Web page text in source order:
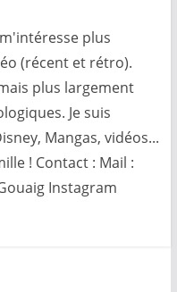
plus
(récent et rétro).
plus largement
Je suis
Mangas, vidéos...
! Contact : Mail :
Instagram